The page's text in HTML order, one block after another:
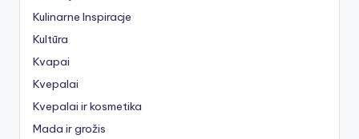
Kulinarne Inspiracje
Kultūra
Kvapai
Kvepalai
Kvepalai ir kosmetika
Mada ir grožis